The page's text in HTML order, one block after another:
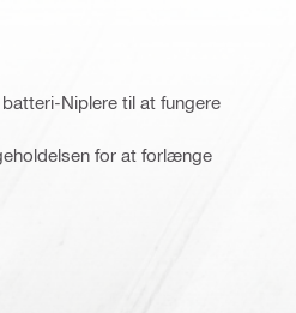
Niplere til at fungere
for at forlænge